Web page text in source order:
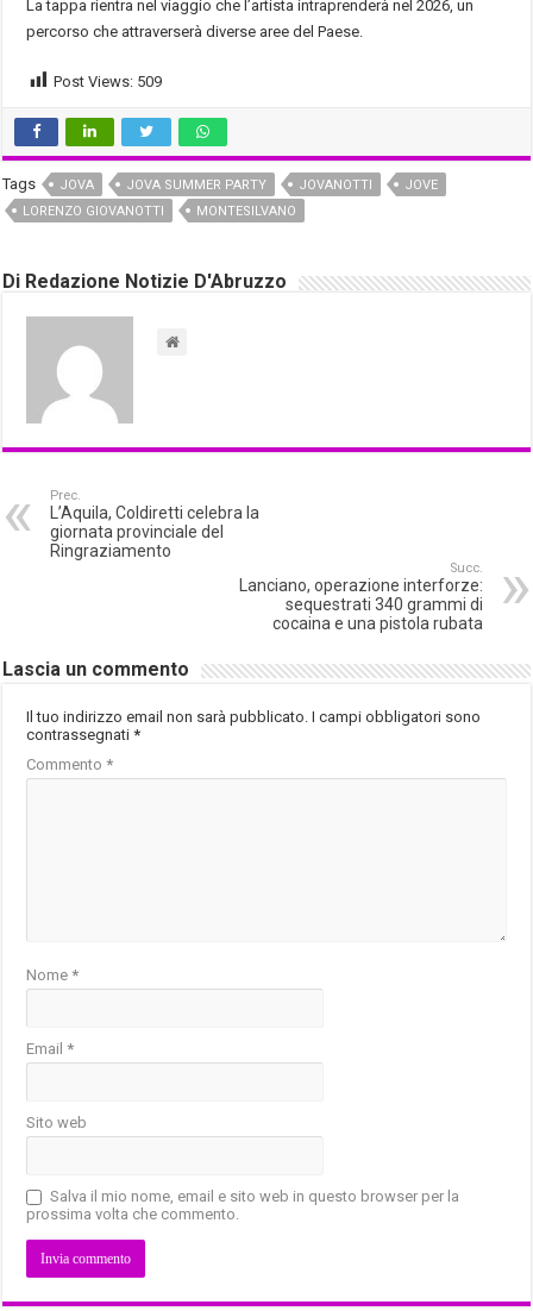
La tappa rientra nel viaggio che l’artista intraprenderà nel 2026, un
percorso che attraverserà diverse aree del Paese.
Post Views: 509
Tags JOVA JOVA SUMMER PARTY JOVANOTTI
JOVE
LORENZO GIOVANOTTI
MONTESILVANO
Di Redazione Notizie D'Abruzzo
Prec.
L’Aquila, Coldiretti celebra la
giornata provinciale del
Ringraziamento
Succ.
Lanciano, operazione interforze:
sequestrati 340 grammi di
cocaina e una pistola rubata
Lascia un commento
Il tuo indirizzo email non sarà pubblicato. I campi obbligatori sono
contrassegnati*
Commento*
Nome*
Email*
Sito web
Salva il mio nome, email e sito web in questo browser per la
prossima volta che commento.